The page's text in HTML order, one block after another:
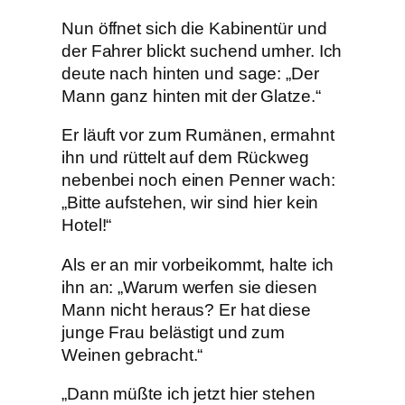
Nun öffnet sich die Kabinentür und
der Fahrer blickt suchend umher. Ich
deute nach hinten und sage: „Der
Mann ganz hinten mit der Glatze.“
Er läuft vor zum Rumänen, ermahnt
ihn und rüttelt auf dem Rückweg
nebenbei noch einen Penner wach:
„Bitte aufstehen, wir sind hier kein
Hotel!“
Als er an mir vorbeikommt, halte ich
ihn an: „Warum werfen sie diesen
Mann nicht heraus? Er hat diese
junge Frau belästigt und zum
Weinen gebracht.“
„Dann müßte ich jetzt hier stehen